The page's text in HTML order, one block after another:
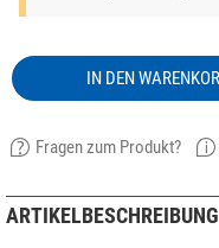
IN DEN
Fragen zum Produkt?
ARTIKELBESCHREIBUNG